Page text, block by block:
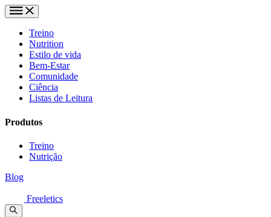
Treino
Nutrition
Estilo de vida
Bem-Estar
Comunidade
Ciência
Listas de Leitura
Produtos
Treino
Nutrição
Blog
Freeletics